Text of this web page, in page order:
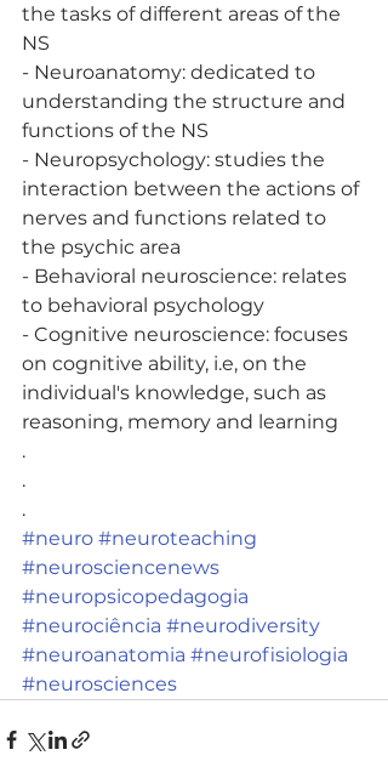
the tasks of different areas of the
NS
- Neuroanatomy: dedicated to
understanding the structure and
functions of the NS
- Neuropsychology: studies the
interaction between the actions of
nerves and functions related to
the psychic area
- Behavioral neuroscience: relates
to behavioral psychology
- Cognitive neuroscience: focuses
on cognitive ability, i.e, on the
individual's knowledge, such as
reasoning, memory and learning
.
.
.
#neuro #neuroteaching
#neurosciencenews
#neuropsicopedagogia
#neurociência #neurodiversity
#neuroanatomia #neurofisiologia
#neurosciences